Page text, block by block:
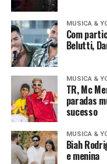
MUSICA &
Com
Belutti,
MUSICA &
TR, Mc
paradas
sucesso
MUSICA &
Biah
e menina